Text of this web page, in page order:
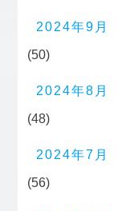
2024年9月
(50)
2024年8月
(48)
2024年7月
(56)